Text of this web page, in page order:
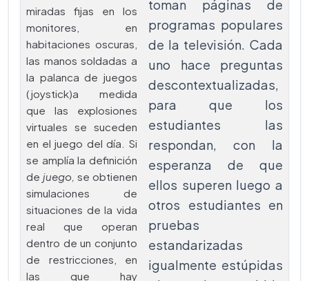
miradas fijas en los
monitores, en
habitaciones oscuras,
las manos soldadas a
la palanca de juegos
(joystick)a medida
que las explosiones
virtuales se suceden
en el juego del día. Si
se amplía la definición
de juego, se obtienen
simulaciones de
situaciones de la vida
real que operan
dentro de un conjunto
de restricciones, en
las que hay
toman páginas de
programas populares
de la televisión. Cada
uno hace preguntas
descontextualizadas,
para que los
estudiantes las
respondan, con la
esperanza de que
ellos superen luego a
otros estudiantes en
pruebas
estandarizadas
igualmente estúpidas